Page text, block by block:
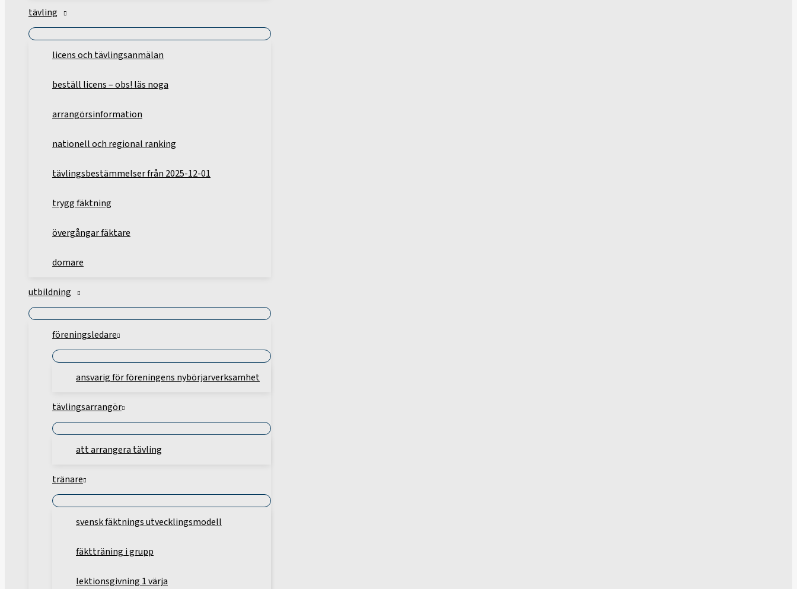
tävling
licens och tävlingsanmälan
beställ licens – obs! läs noga
arrangörsinformation
nationell och regional ranking
tävlingsbestämmelser från 2025-12-01
trygg fäktning
övergångar fäktare
domare
utbildning
föreningsledare
ansvarig för föreningens nybörjarverksamhet
tävlingsarrangör
att arrangera tävling
tränare
svensk fäktnings utvecklingsmodell
fäktträning i grupp
lektionsgivning 1 värja